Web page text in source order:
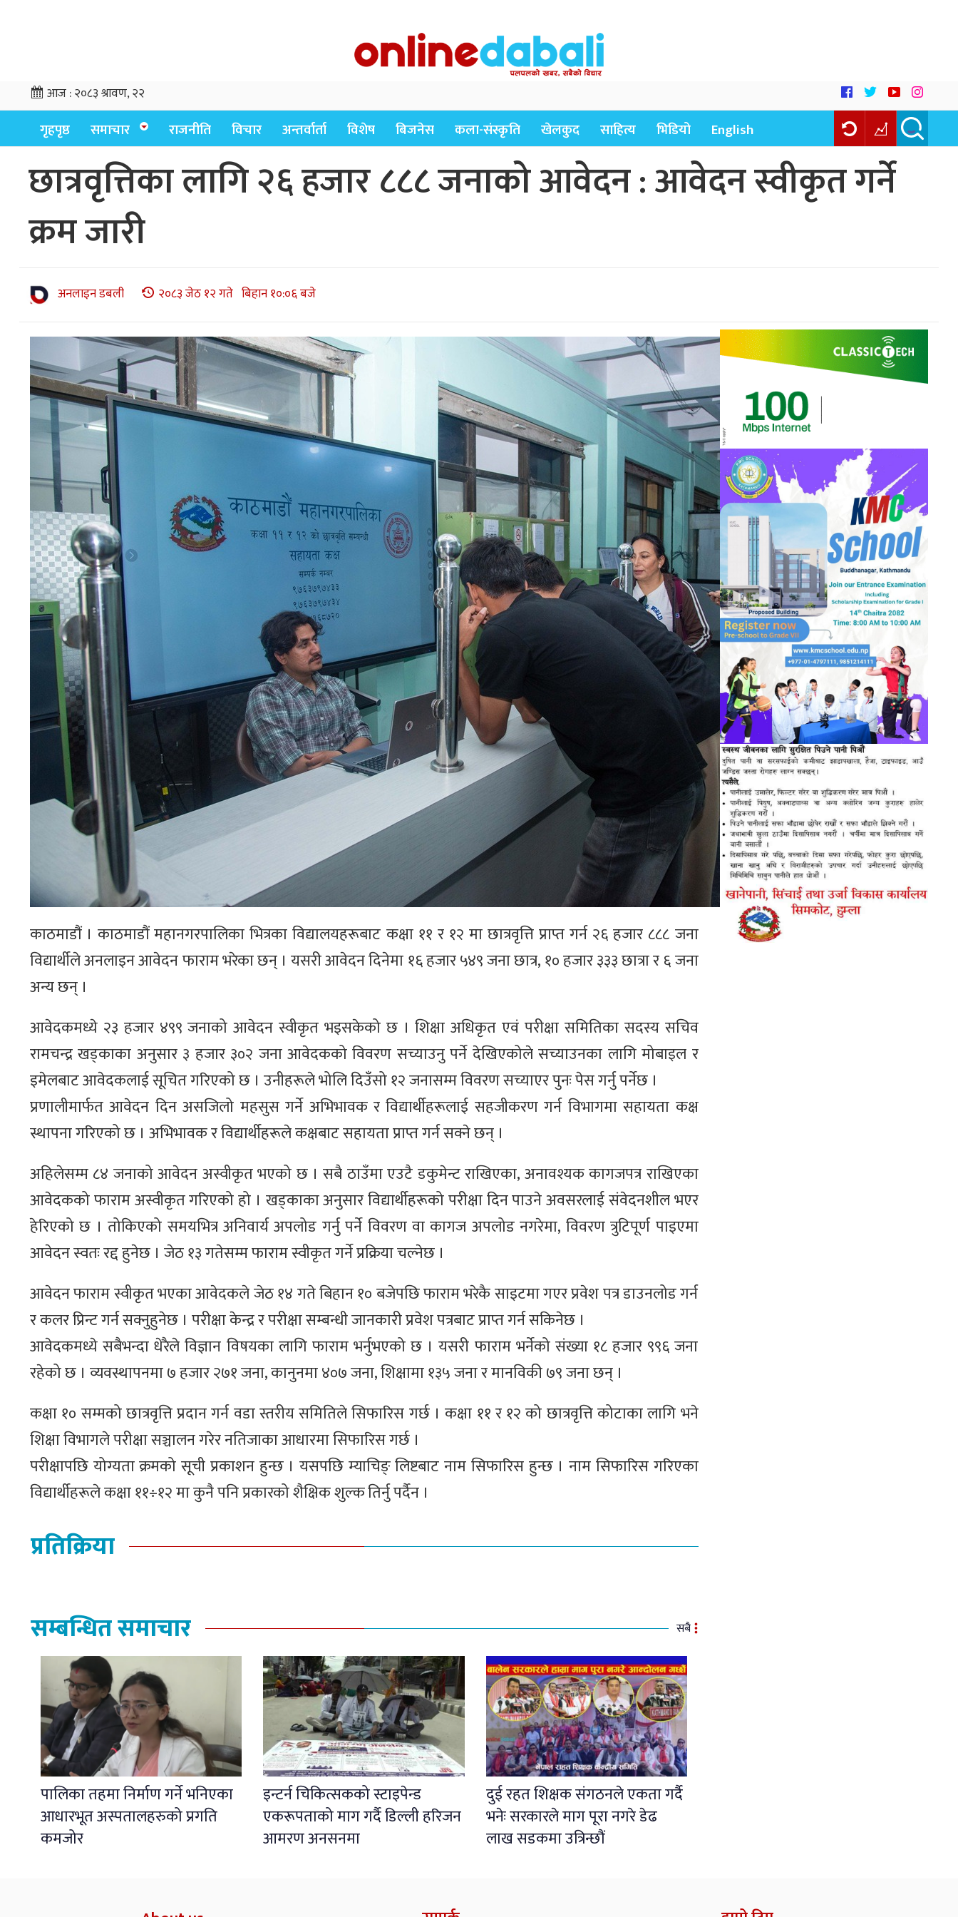
आज :२०८३ श्रावण, २२
गृहपृष्ठ समाचार राजनीति विचार अन्तर्वार्ता विशेष बिजनेस कला-संस्कृति खेलकुद साहित्य भिडियो English
छात्रवृत्तिका लागि २६ हजार ८८८ जनाको आवेदन : आवेदन स्वीकृत गर्ने
क्रम जारी
अनलाइन डबली २०८३ जेठ १२ गते बिहान १०:०६ बजे
काठमाडौं । काठमाडौं महानगरपालिका भित्रका विद्यालयहरूबाट कक्षा ११ र १२ मा छात्रवृत्ति प्राप्त गर्न २६ हजार ८८८ जना
विद्यार्थीले अनलाइन आवेदन फाराम भरेका छन् । यसरी आवेदन दिनेमा १६ हजार ५४९ जना छात्र, १० हजार ३३३ छात्रा र ६ जना
अन्य छन् ।
आवेदकमध्ये २३ हजार ४९९ जनाको आवेदन स्वीकृत भइसकेको छ । शिक्षा अधिकृत एवं परीक्षा समितिका सदस्य सचिव
रामचन्द्र खड्काका अनुसार ३ हजार ३०२ जना आवेदकको विवरण सच्याउनु पर्ने देखिएकोले सच्याउनका लागि मोबाइल र
इमेलबाट आवेदकलाई सूचित गरिएको छ । उनीहरूले भोलि दिउँसो १२ जनासम्म विवरण सच्याएर पुनः पेस गर्नु पर्नेछ ।
प्रणालीमार्फत आवेदन दिन असजिलो महसुस गर्ने अभिभावक र विद्यार्थीहरूलाई सहजीकरण गर्न विभागमा सहायता कक्ष
स्थापना गरिएको छ । अभिभावक र विद्यार्थीहरूले कक्षबाट सहायता प्राप्त गर्न सक्ने छन् ।
अहिलेसम्म ८४ जनाको आवेदन अस्वीकृत भएको छ । सबै ठाउँमा एउटै डकुमेन्ट राखिएका, अनावश्यक कागजपत्र राखिएका
आवेदकको फाराम अस्वीकृत गरिएको हो । खड्काका अनुसार विद्यार्थीहरूको परीक्षा दिन पाउने अवसरलाई संवेदनशील भएर
हेरिएको छ । तोकिएको समयभित्र अनिवार्य अपलोड गर्नु पर्ने विवरण वा कागज अपलोड नगरेमा, विवरण त्रुटिपूर्ण पाइएमा
आवेदन स्वतः रद्द हुनेछ । जेठ १३ गतेसम्म फाराम स्वीकृत गर्ने प्रक्रिया चल्नेछ ।
आवेदन फाराम स्वीकृत भएका आवेदकले जेठ १४ गते बिहान १० बजेपछि फाराम भरेकै साइटमा गएर प्रवेश पत्र डाउनलोड गर्न
र कलर प्रिन्ट गर्न सक्नुहुनेछ । परीक्षा केन्द्र र परीक्षा सम्बन्धी जानकारी प्रवेश पत्रबाट प्राप्त गर्न सकिनेछ ।
आवेदकमध्ये सबैभन्दा धेरैले विज्ञान विषयका लागि फाराम भर्नुभएको छ । यसरी फाराम भर्नेको संख्या १८ हजार ९९६ जना
रहेको छ । व्यवस्थापनमा ७ हजार २७१ जना, कानुनमा ४०७ जना, शिक्षामा १३५ जना र मानविकी ७९ जना छन् ।
कक्षा १० सम्मको छात्रवृत्ति प्रदान गर्न वडा स्तरीय समितिले सिफारिस गर्छ । कक्षा ११ र १२ को छात्रवृत्ति कोटाका लागि भने
शिक्षा विभागले परीक्षा सञ्चालन गरेर नतिजाका आधारमा सिफारिस गर्छ ।
परीक्षापछि योग्यता क्रमको सूची प्रकाशन हुन्छ । यसपछि म्याचिङ् लिष्टबाट नाम सिफारिस हुन्छ । नाम सिफारिस गरिएका
विद्यार्थीहरूले कक्षा ११÷१२ मा कुनै पनि प्रकारको शैक्षिक शुल्क तिर्नु पर्दैन ।
प्रतिक्रिया
सम्बन्धित समाचार सबै
पालिका तहमा निर्माण गर्ने भनिएका
आधारभूत अस्पतालहरुको प्रगति
कमजोर
इन्टर्न चिकित्सकको स्टाइपेन्ड
एकरूपताको माग गर्दै डिल्ली हरिजन
आमरण अनसनमा
दुई रहत शिक्षक संगठनले एकता गर्दै
भनेः सरकारले माग पूरा नगरे डेढ
लाख सडकमा उत्रिन्छौं